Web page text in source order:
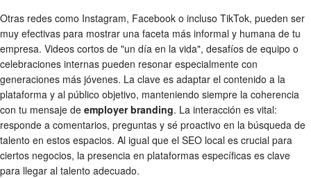
Otras redes como Instagram, Facebook o incluso TikTok, pueden ser
muy efectivas para mostrar una faceta más informal y humana de tu
empresa. Videos cortos de "un día en la vida", desafíos de equipo o
celebraciones internas pueden resonar especialmente con
generaciones más jóvenes. La clave es adaptar el contenido a la
plataforma y al público objetivo, manteniendo siempre la coherencia
con tu mensaje de employer branding. La interacción es vital:
responde a comentarios, preguntas y sé proactivo en la búsqueda de
talento en estos espacios. Al igual que el SEO local es crucial para
ciertos negocios, la presencia en plataformas específicas es clave
para llegar al talento adecuado.